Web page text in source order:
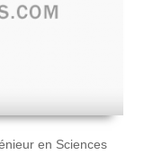
en Sciences